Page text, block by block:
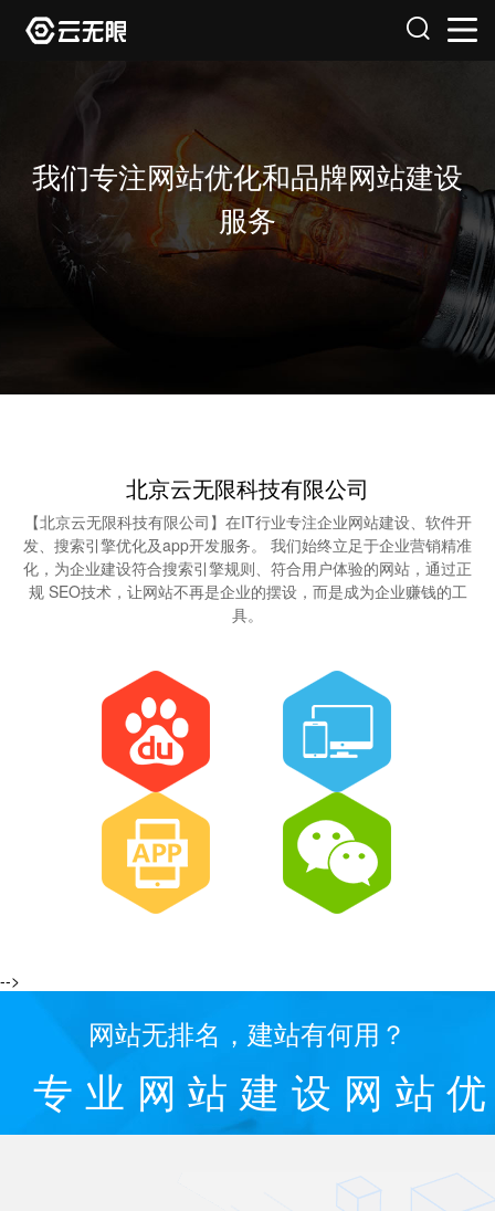
我们专注网站优化和品牌网站建设
服务
北京云无限科技有限公司
【北京云无限科技有限公司】在IT行业专注企业网站建设、软件开
发、搜索引擎优化及app开发服务。 我们始终立足于企业营销精准
化，为企业建设符合搜索引擎规则、符合用户体验的网站，通过正
规 SEO技术，让网站不再是企业的摆设，而是成为企业赚钱的工
具。
-->
网站无排名，建站有何用？
专业网站建设网站